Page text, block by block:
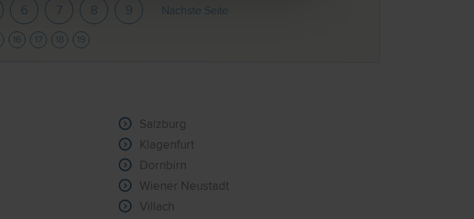
6 7 8 9 Nächste Seite
16 17 18 19
Salzburg
Klagenfurt
Dornbirn
Wiener Neustadt
Villach